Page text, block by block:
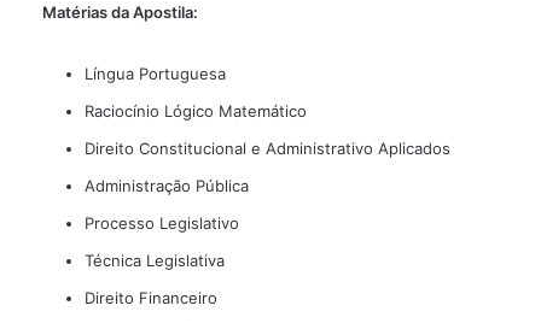
Matérias da Apostila:
Língua Portuguesa
Raciocínio Lógico Matemático
Direito Constitucional e Administrativo Aplicados
Administração Pública
Processo Legislativo
Técnica Legislativa
Direito Financeiro